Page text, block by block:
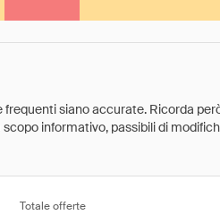
siano accurate. Ricorda
informativo, passibili di
Totale offerte